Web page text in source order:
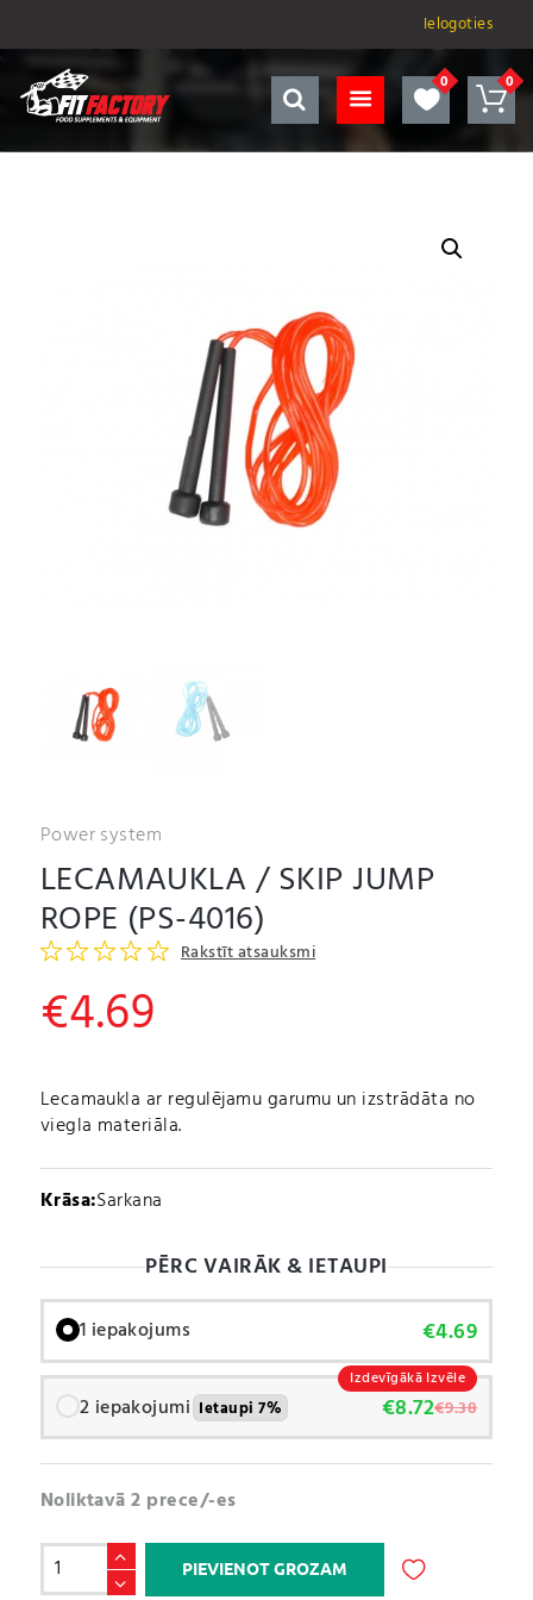
Ielogoties
Power system
LECAMAUKLA / SKIP JUMP
ROPE (PS-4016)
Rakstīt atsauksmi
€4.69
Lecamaukla ar regulējamu garumu un izstrādāta no
viegla materiāla.
Krāsa:Sarkana
PĒRC VAIRĀK & IETAUPI
1 iepakojums €4.69
2 iepakojumi Ietaupi 7% €8.72€9.38
Izdevīgākā Izvēle
Noliktavā 2 prece/-es
Lecamaukla
PIEVIENOT GROZAM